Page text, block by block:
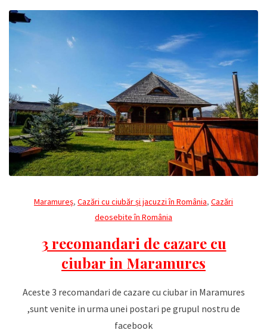
Maramureș, Cazări cu ciubăr și jacuzzi în România, Cazări
deosebite în România
3 recomandari de cazare cu
ciubar in Maramures
Aceste 3 recomandari de cazare cu ciubar in Maramures
,sunt venite in urma unei postari pe grupul nostru de
facebook